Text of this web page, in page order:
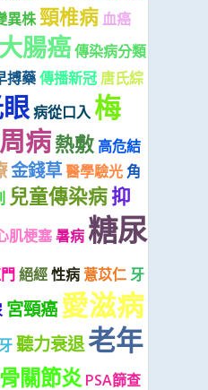
異株頸椎病血癌
大腸癌傳染病分類
搏藥傳播新冠 唐氏綜
病從口入 梅
病熱敷 高危結
金錢草醫學驗光 角
兒童傳染病抑
肌梗塞暑病 糖尿
絕經性病薏苡仁牙
宮頸癌愛滋病
聽力衰退老年
關節炎 PSA篩查